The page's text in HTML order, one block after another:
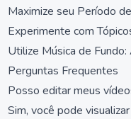
Maximize seu Período
Experimente com
Utilize Música de
Perguntas Frequentes
Posso editar meus
Sim, você pode